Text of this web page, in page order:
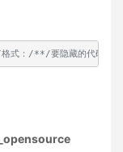
式：/**/要隐藏的代码/*